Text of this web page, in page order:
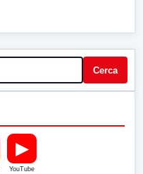
Cerca
▶
YouTube